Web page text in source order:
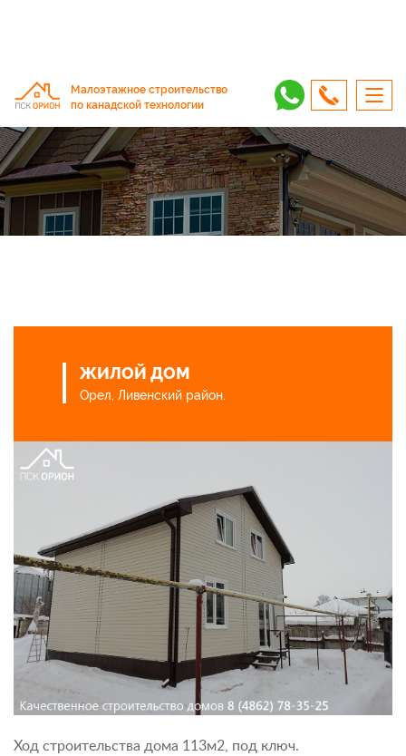
Малоэтажное строительство
по канадской технологии
ЖИЛОЙ ДОМ
Орел, Ливенский район.
Ход строительства дома 113м2, под ключ.